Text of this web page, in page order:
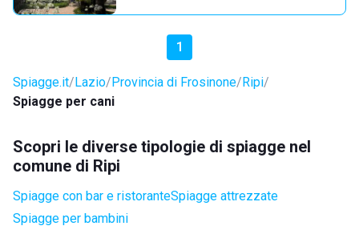
1
Spiagge.it Lazio Provincia di Frosinone Ripi
Spiagge per cani
Scopri le diverse tipologie di spiagge nel
comune di Ripi
Spiagge con bar e ristoranteSpiagge attrezzate
Spiagge per bambini